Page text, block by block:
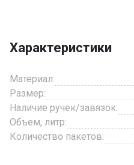
Характеристики
Материал:
Размер:
Наличие ручек/завязок:
Объем, литр:
Количество пакетов: